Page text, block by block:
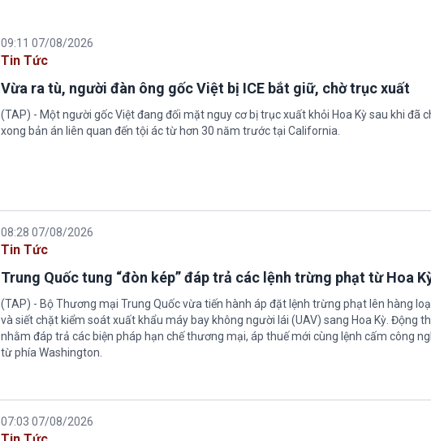
09:11 07/08/2026
Tin Tức
Vừa ra tù, người đàn ông gốc Việt bị ICE bắt giữ, chờ trục xuất
(TAP) - Một người gốc Việt đang đối mặt nguy cơ bị trục xuất khỏi Hoa Kỳ sau khi đã
xong bản án liên quan đến tội ác từ hơn 30 năm trước tại California.
08:28 07/08/2026
Tin Tức
Trung Quốc tung “đòn kép” đáp trả các lệnh trừng phạt từ Hoa
(TAP) - Bộ Thương mại Trung Quốc vừa tiến hành áp đặt lệnh trừng phạt lên hàng
và siết chặt kiểm soát xuất khẩu máy bay không người lái (UAV) sang Hoa Kỳ. Động
nhằm đáp trả các biện pháp hạn chế thương mại, áp thuế mới cùng lệnh cấm công
từ phía Washington.
07:03 07/08/2026